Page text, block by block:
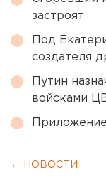
застроят
Под
создателя
Путин
войсками
← НОВОСТИ